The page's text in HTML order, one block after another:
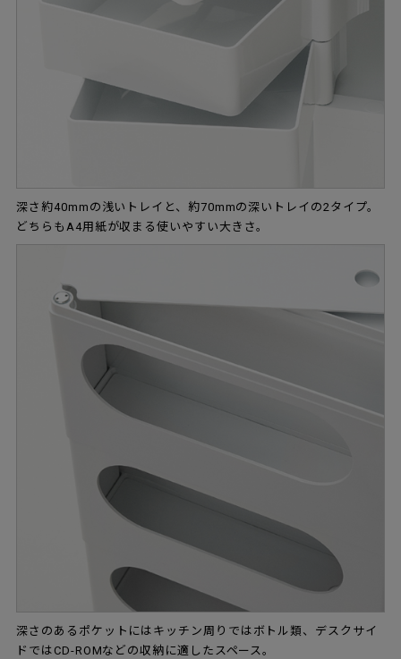
深さ約40mmの浅いトレイと、約70mmの深いトレイの2タイプ。
どちらもA4用紙が収まる使いやすい大きさ。
深さのあるポケットにはキッチン周りではボトル類、デスクサイ
ドではCD-ROMなどの収納に適したスペース。